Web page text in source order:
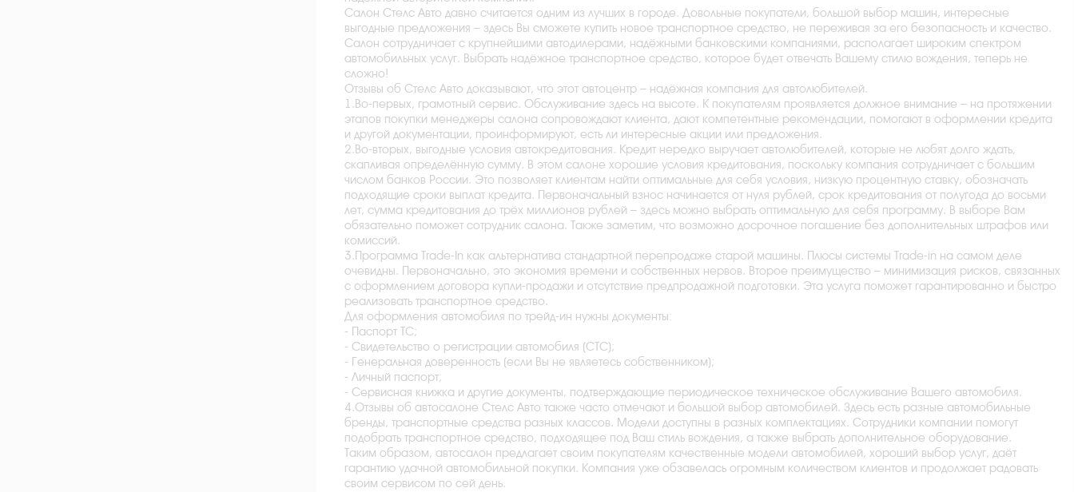
Салон Стелс Авто давно считается одним из лучших в городе. Довольные покупатели, большой выбор машин, интересные
выгодные предложения – здесь Вы сможете купить новое транспортное средство, не переживая за его безопасность и качество.
Салон сотрудничает с крупнейшими автодилерами, надёжными банковскими компаниями, располагает широким спектром
автомобильных услуг. Выбрать надёжное транспортное средство, которое будет отвечать Вашему стилю вождения, теперь не
сложно!
Отзывы об Стелс Авто доказывают, что этот автоцентр – надёжная компания для автолюбителей.
1.Во-первых, грамотный сервис. Обслуживание здесь на высоте. К покупателям проявляется должное внимание – на протяжении
этапов покупки менеджеры салона сопровождают клиента, дают компетентные рекомендации, помогают в оформлении кредита
и другой документации, проинформируют, есть ли интересные акции или предложения.
2.Во-вторых, выгодные условия автокредитования. Кредит нередко выручает автолюбителей, которые не любят долго ждать,
скапливая определённую сумму. В этом салоне хорошие условия кредитования, поскольку компания сотрудничает с большим
числом банков России. Это позволяет клиентам найти оптимальные для себя условия, низкую процентную ставку, обозначать
подходящие сроки выплат кредита. Первоначальный взнос начинается от нуля рублей, срок кредитования от полугода до восьми
лет, сумма кредитования до трёх миллионов рублей – здесь можно выбрать оптимальную для себя программу. В выборе Вам
обязательно поможет сотрудник салона. Также заметим, что возможно досрочное погашение без дополнительных штрафов или
комиссий.
3.Программа Trade-In как альтернатива стандартной перепродаже старой машины. Плюсы системы Trade-in на самом деле
очевидны. Первоначально, это экономия времени и собственных нервов. Второе преимущество – минимизация рисков, связанных
с оформлением договора купли-продажи и отсутствие предпродажной подготовки. Эта услуга поможет гарантированно и быстро
реализовать транспортное средство.
Для оформления автомобиля по трейд-ин нужны документы:
- Паспорт ТС;
- Свидетельство о регистрации автомобиля (СТС);
- Генеральная доверенность (если Вы не являетесь собственником);
- Личный паспорт;
- Сервисная книжка и другие документы, подтверждающие периодическое техническое обслуживание Вашего автомобиля.
4.Отзывы об автосалоне Стелс Авто также часто отмечают и большой выбор автомобилей. Здесь есть разные автомобильные
бренды, транспортные средства разных классов. Модели доступны в разных комплектациях. Сотрудники компании помогут
подобрать транспортное средство, подходящее под Ваш стиль вождения, а также выбрать дополнительное оборудование.
Таким образом, автосалон предлагает своим покупателям качественные модели автомобилей, хороший выбор услуг, даёт
гарантию удачной автомобильной покупки. Компания уже обзавелась огромным количеством клиентов и продолжает радовать
своим сервисом по сей день.